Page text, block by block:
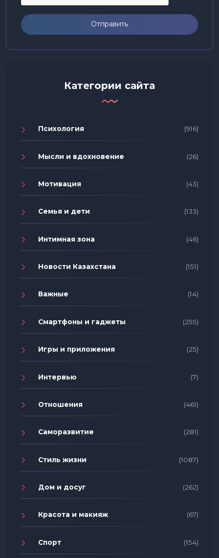
Отправить
Категории сайта
Психология (916)
Мысли и вдохновение (26)
Мотивация (43)
Семья и дети (133)
Интимная зона (46)
Новости Казахстана (151)
Важные (14)
Смартфоны и гаджеты (255)
Игры и приложения (25)
Интервью (7)
Отношения (461)
Саморазвитие (281)
Стиль жизни (1087)
Дом и досуг (262)
Красота и макияж (67)
Спорт (154)